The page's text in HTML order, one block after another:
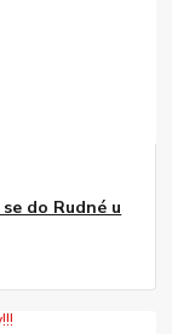
do Rudné u